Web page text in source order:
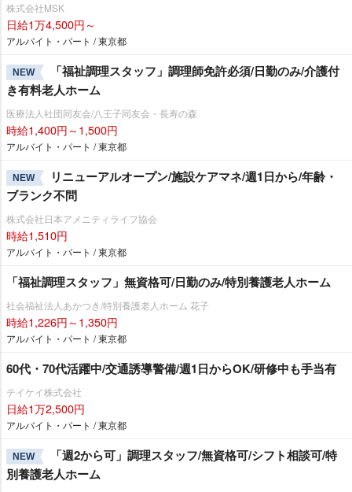
株式会社MSK
日給1万4,500円～
アルバイト・パート / 東京都
NEW
「福祉調理スタッフ」調理師免許必須/日勤のみ/介護付
き有料老人ホーム
医療法人社団同友会/八王子同友会・長寿の森
時給1,400円～1,500円
アルバイト・パート / 東京都
NEW
リニューアルオープン/施設ケアマネ/週1日から/年齢・
ブランク不問
株式会社日本アメニティライフ協会
時給1,510円
アルバイト・パート / 東京都
「福祉調理スタッフ」無資格可/日勤のみ/特別養護老人ホーム
社会福祉法人あかつき/特別養護老人ホーム 花子
時給1,226円～1,350円
アルバイト・パート / 東京都
60代・70代活躍中/交通誘導警備/週1日からOK/研修中も手当有
テイケイ株式会社
日給1万2,500円
アルバイト・パート / 東京都
NEW
「週2から可」調理スタッフ/無資格可/シフト相談可/特
別養護老人ホーム